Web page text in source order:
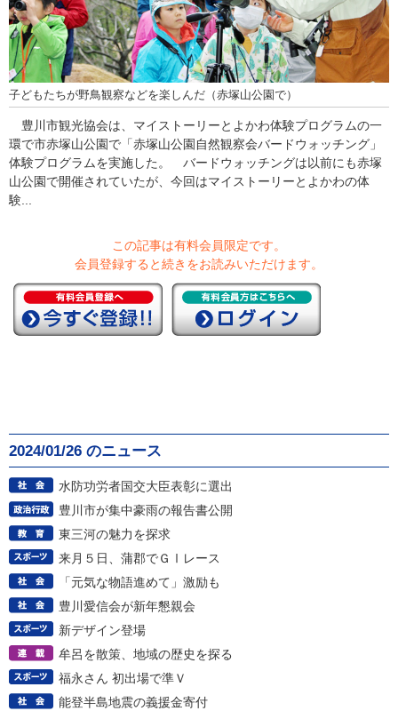
子どもたちが野鳥観察などを楽しんだ（赤塚山公園で）
豊川市観光協会は、マイストーリーとよかわ体験プログラムの一
環で市赤塚山公園で「赤塚山公園自然観察会バードウォッチング」
体験プログラムを実施した。 バードウォッチングは以前にも赤塚
山公園で開催されていたが、今回はマイストーリーとよかわの体
験...
この記事は有料会員限定です。
会員登録すると続きをお読みいただけます。
2024/01/26 のニュース
水防功労者国交大臣表彰に選出
豊川市が集中豪雨の報告書公開
東三河の魅力を探求
来月５日、蒲郡でＧⅠレース
「元気な物語進めて」激励も
豊川愛信会が新年懇親会
新デザイン登場
牟呂を散策、地域の歴史を探る
福永さん 初出場で準Ｖ
能登半島地震の義援金寄付